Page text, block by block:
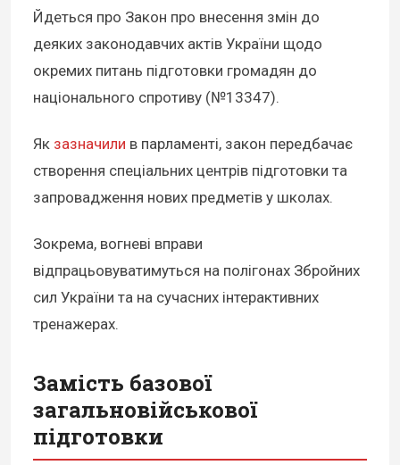
Йдеться про Закон про внесення змін до
деяких законодавчих актів України щодо
окремих питань підготовки громадян до
національного спротиву (№13347).
Як зазначили в парламенті, закон передбачає
створення спеціальних центрів підготовки та
запровадження нових предметів у школах.
Зокрема, вогневі вправи
відпрацьовуватимуться на полігонах Збройних
сил України та на сучасних інтерактивних
тренажерах.
Замість базової
загальновійськової
підготовки